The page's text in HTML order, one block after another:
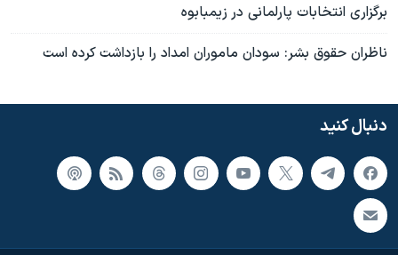
برگزاری انتخابات پارلمانی در زيمبابوه
ناظران حقوق بشر: سودان ماموران امداد را بازداشت کرده است
دنبال کنید